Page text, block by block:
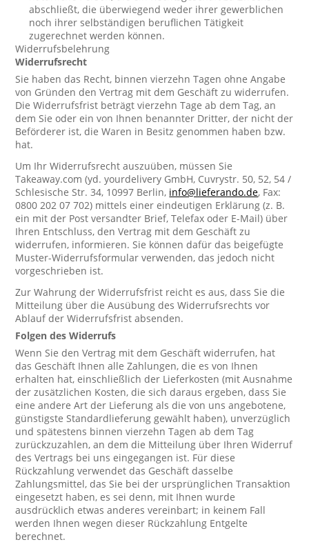
abschließt, die überwiegend weder ihrer gewerblichen
noch ihrer selbständigen beruflichen Tätigkeit
zugerechnet werden können.
Widerrufsbelehrung
Widerrufsrecht
Sie haben das Recht, binnen vierzehn Tagen ohne Angabe
von Gründen den Vertrag mit dem Geschäft zu widerrufen.
Die Widerrufsfrist beträgt vierzehn Tage ab dem Tag, an
dem Sie oder ein von Ihnen benannter Dritter, der nicht der
Beförderer ist, die Waren in Besitz genommen haben bzw.
hat.
Um Ihr Widerrufsrecht auszuüben, müssen Sie
Takeaway.com (yd. yourdelivery GmbH, Cuvrystr. 50, 52, 54 /
Schlesische Str. 34, 10997 Berlin, info@lieferando.de, Fax:
0800 202 07 702) mittels einer eindeutigen Erklärung (z. B.
ein mit der Post versandter Brief, Telefax oder E-Mail) über
Ihren Entschluss, den Vertrag mit dem Geschäft zu
widerrufen, informieren. Sie können dafür das beigefügte
Muster-Widerrufsformular verwenden, das jedoch nicht
vorgeschrieben ist.
Zur Wahrung der Widerrufsfrist reicht es aus, dass Sie die
Mitteilung über die Ausübung des Widerrufsrechts vor
Ablauf der Widerrufsfrist absenden.
Folgen des Widerrufs
Wenn Sie den Vertrag mit dem Geschäft widerrufen, hat
das Geschäft Ihnen alle Zahlungen, die es von Ihnen
erhalten hat, einschließlich der Lieferkosten (mit Ausnahme
der zusätzlichen Kosten, die sich daraus ergeben, dass Sie
eine andere Art der Lieferung als die von uns angebotene,
günstigste Standardlieferung gewählt haben), unverzüglich
und spätestens binnen vierzehn Tagen ab dem Tag
zurückzuzahlen, an dem die Mitteilung über Ihren Widerruf
des Vertrags bei uns eingegangen ist. Für diese
Rückzahlung verwendet das Geschäft dasselbe
Zahlungsmittel, das Sie bei der ursprünglichen Transaktion
eingesetzt haben, es sei denn, mit Ihnen wurde
ausdrücklich etwas anderes vereinbart; in keinem Fall
werden Ihnen wegen dieser Rückzahlung Entgelte
berechnet.